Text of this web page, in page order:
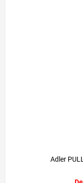
Adler